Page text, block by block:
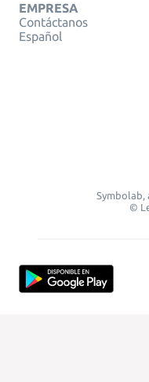
EMPRESA
Contáctanos
Español
Symbolab,
©